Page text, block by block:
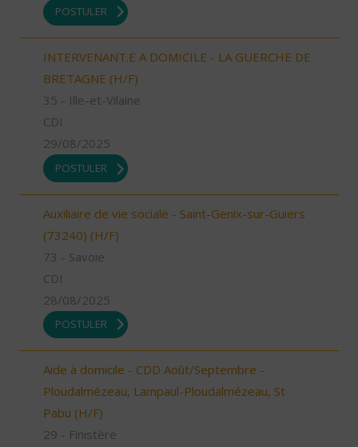
POSTULER
INTERVENANT.E A DOMICILE - LA GUERCHE DE
BRETAGNE (H/F)
35 - Ille-et-Vilaine
CDI
29/08/2025
POSTULER
Auxiliaire de vie sociale - Saint-Genix-sur-Guiers
(73240) (H/F)
73 - Savoie
CDI
28/08/2025
POSTULER
Aide à domicile - CDD Août/Septembre -
Ploudalmézeau, Lampaul-Ploudalmézeau, St
Pabu (H/F)
29 - Finistère